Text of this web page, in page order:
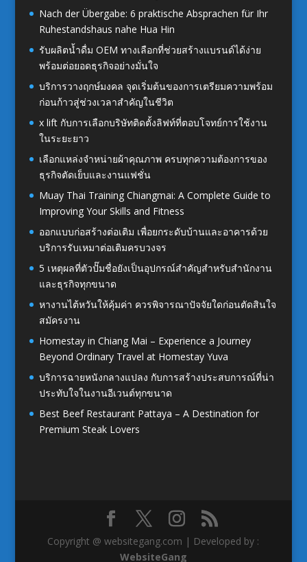
Nach der Übergabe: 6 praktische Absprachen für Ihr
Ruhestandshaus nahe Hua Hin
รับผลิตน้ำดื่ม OEM ทางเลือกที่ช่วยสร้างแบรนด์ได้ง่าย
พร้อมต่อยอดธุรกิจอย่างมั่นใจ
บริการวางฤกษ์มงคล จุดเริ่มต้นของการเตรียมความพร้อม
ก่อนก้าวสู่ช่วงเวลาสำคัญในชีวิต
x lift กับการเลือกบริษัทติดตั้งลิฟท์ที่ตอบโจทย์การใช้งาน
ในระยะยาว
เลือกแหล่งจำหน่ายผ้าคุณภาพ ครบทุกความต้องการของ
ธุรกิจตัดเย็บและงานแฟชั่น
Muay Thai Training Chiangmai: A Complete Guide to
Improving Your Skills and Fitness
ออกแบบก่อสร้างต่อเติม เพื่อยกระดับบ้านและอาคารด้วย
บริการรับเหมาต่อเติมครบวงจร
5 เหตุผลที่ตัวปั๊มชื่อยังเป็นอุปกรณ์สำคัญสำหรับสำนักงาน
และธุรกิจทุกขนาด
หางานไต้หวันให้คุ้มค่า ควรพิจารณาปัจจัยใดก่อนตัดสินใจ
สมัครงาน
Homestay in Chiang Mai – Experience a Journey
Beyond Ordinary Travel at Homestay Yuva
บริการฉายหนังกลางแปลง กับการสร้างประสบการณ์ที่น่า
ประทับใจในงานอีเวนต์ทุกขนาด
Best Beef Restaurant Pattaya – A Destination for
Premium Steak Lovers
Copyright @ websitegang.com | Developed by :
WebsiteGang